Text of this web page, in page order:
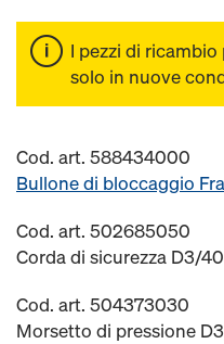
I pezzi di
solo in nuove
Cod. art. 588434000
Bullone di bloccaggio
Cod. art. 502685050
Corda di sicurezza D3/
Cod. art. 504373030
Morsetto di pressione